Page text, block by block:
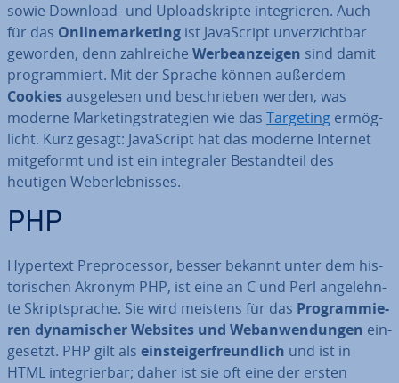
sowie Download- und Uploadskrip­te in­te­grie­ren. Auch
für das On­line­mar­ke­ting ist Ja­va­Script un­ver­zicht­bar
geworden, denn zahl­rei­che Wer­be­an­zei­gen sind damit
pro­gram­miert. Mit der Sprache können außerdem
Cookiesaus­ge­le­sen und be­schrie­ben werden, was
moderne Mar­ke­ting­stra­te­gien wie das Targeting er­mög­
licht. Kurz gesagt: Ja­va­Script hat das moderne Internet
mit­ge­formt und ist ein in­te­gra­ler Be­stand­teil des
heutigen We­b­er­leb­nis­ses.
PHP
Hypertext Prepro­ces­sor, besser bekannt unter dem his­
to­ri­schen Akronym PHP, ist eine an C und Perl an­ge­lehn­
te Skript­spra­che. Sie wird meistens für das Pro­gram­mie­
ren dy­na­mi­scher Websites und Web­an­wen­dun­gen ein­
ge­setzt. PHP gilt als ein­steig­er­freund­lich und ist in
HTML in­te­grier­bar; daher ist sie oft eine der ersten